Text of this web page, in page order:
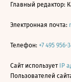
Главный редактор:
Электронная почта:
Телефон: +7 495 956-
Сайт использует IP
Пользователей